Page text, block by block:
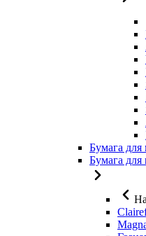
Бумага для
Бумага для